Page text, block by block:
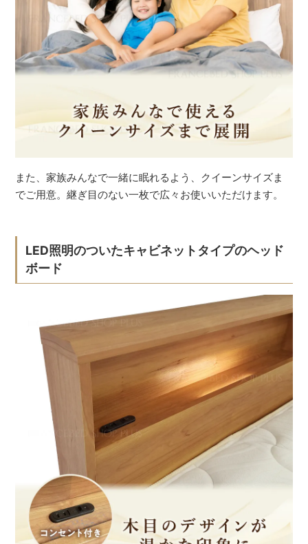
また、家族みんなで一緒に眠れるよう、クイーンサイズま
でご用意。継ぎ目のない一枚で広々お使いいただけます。
LED照明のついたキャビネットタイプのヘッド
ボード